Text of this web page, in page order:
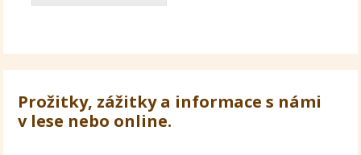
Prožitky, zážitky a informace s námi
v lese nebo online.